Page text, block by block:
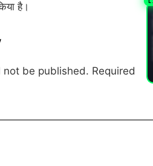
है।
not be published. Required